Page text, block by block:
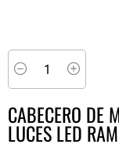
al
comienzo
de
galería
CABECERO DE
LUCES LED
Minus